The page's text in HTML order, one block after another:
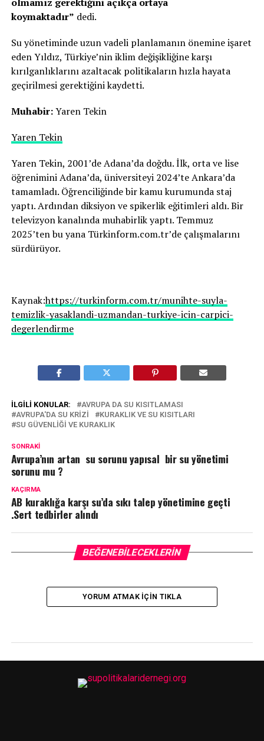
koymaktadır” dedi.
Su yönetiminde uzun vadeli planlamanın önemine işaret
eden Yıldız, Türkiye’nin iklim değişikliğine karşı
kırılganlıklarını azaltacak politikaların hızla hayata
geçirilmesi gerektiğini kaydetti.
Muhabir:Yaren Tekin
Yaren Tekin
Yaren Tekin, 2001’de Adana’da doğdu. İlk, orta ve lise
öğrenimini Adana’da, üniversiteyi 2024’te Ankara’da
tamamladı. Öğrenciliğinde bir kamu kurumunda staj
yaptı. Ardından diksiyon ve spikerlik eğitimleri aldı. Bir
televizyon kanalında muhabirlik yaptı. Temmuz
2025’ten bu yana Türkinform.com.tr’de çalışmalarını
sürdürüyor.
Kaynak:https://turkinform.com.tr/munihte-suyla-
temizlik-yasaklandi-uzmandan-turkiye-icin-carpici-
degerlendirme
İLGILI KONULAR:
AVRUPA DA SU KISITLAMASI
AVRUPA'DA SU KRIZI
KURAKLIK VE SU KISITLARI
SU GÜVENLIĞI VE KURAKLIK
SONRAKI
Avrupa’nın artan su sorunu yapısal bir su yönetimi
sorunu mu ?
KAÇIRMA
AB kuraklığa karşı su’da sıkı talep yönetimine geçti
.Sert tedbirler alındı
BEĞENEBILECEKLERIN
YORUM ATMAK IÇIN TIKLA